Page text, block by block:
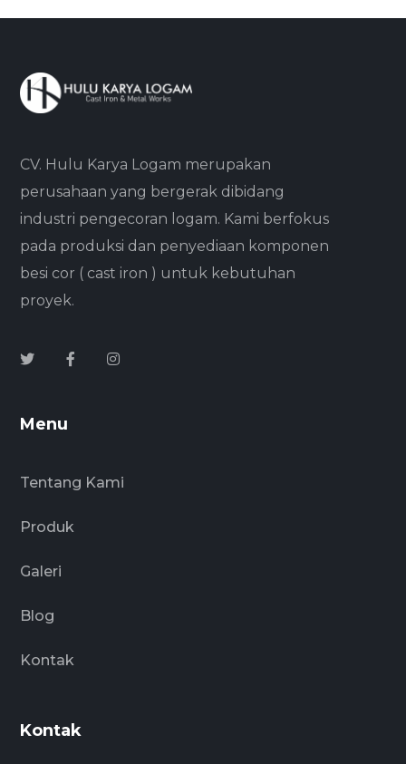
CV. Hulu Karya Logam merupakan
perusahaan yang bergerak dibidang
industri pengecoran logam. Kami berfokus
pada produksi dan penyediaan komponen
besi cor ( cast iron ) untuk kebutuhan
proyek.
Menu
Tentang Kami
Produk
Galeri
Blog
Kontak
Kontak